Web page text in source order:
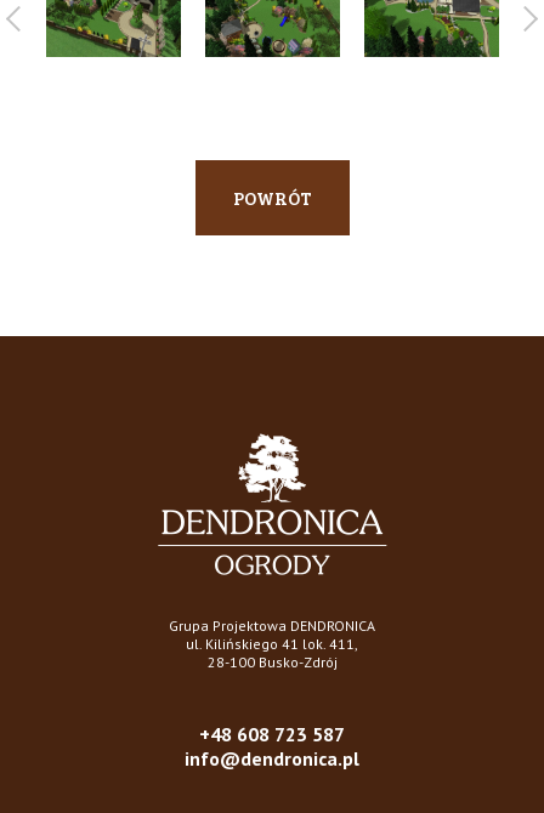
POWRÓT
Grupa Projektowa DENDRONICA
ul. Kilińskiego 41 lok. 411,
28-100 Busko-Zdrój
+48 608 723 587
info@dendronica.pl